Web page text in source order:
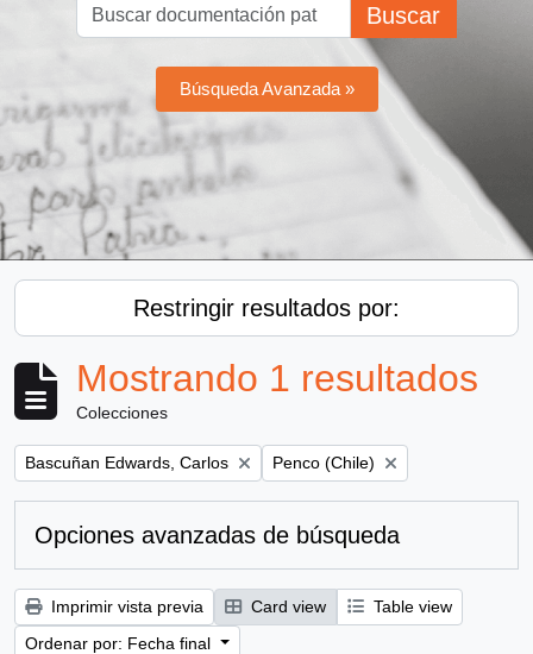
Buscar
Búsqueda Avanzada »
Restringir resultados por:
Mostrando 1 resultados
Colecciones
Remove filter:
Bascuñan Edwards, Carlos Remove filter:
Penco (Chile)
Opciones avanzadas de búsqueda
Imprimir vista previa Card view
Table view
Ordenar por: Fecha final